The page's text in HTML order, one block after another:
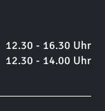
12.30 - 16.30 Uhr
12.30 - 14.00 Uhr